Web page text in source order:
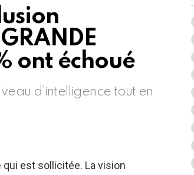
ont échoué
d’intelligence tout en
qui est sollicitée. La vision